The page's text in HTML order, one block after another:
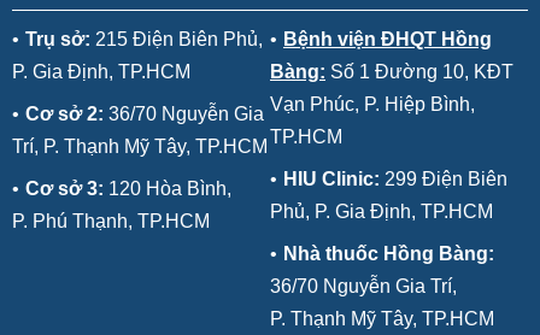
• Trụ sở: 215 Điện Biên Phủ,
P. Gia Định, TP.HCM
• Cơ sở 2: 36/70 Nguyễn Gia
Trí, P. Thạnh Mỹ Tây, TP.HCM
• Cơ sở 3: 120 Hòa Bình,
P. Phú Thạnh, TP.HCM
• Bệnh viện ĐHQT Hồng
Bàng: Số 1 Đường 10, KĐT
Vạn Phúc, P. Hiệp Bình,
TP.HCM
• HIU Clinic: 299 Điện Biên
Phủ, P. Gia Định, TP.HCM
• Nhà thuốc Hồng Bàng:
36/70 Nguyễn Gia Trí,
P. Thạnh Mỹ Tây, TP.HCM